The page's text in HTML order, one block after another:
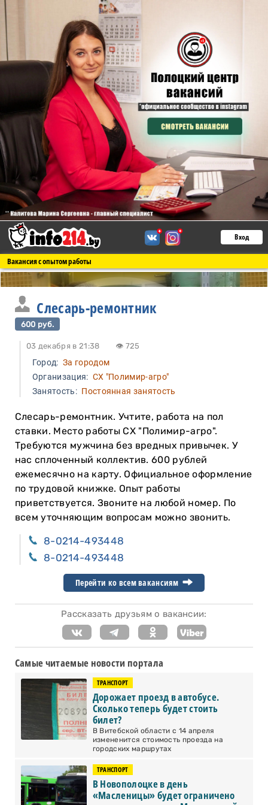
Вход
Вакансия с опытом работы
Слесарь-ремонтник
600 руб.
03 декабря в 21:38 👁 725
Город: За городом
Организация: CХ "Полимир-агро"
Занятость:Постоянная занятость
Слесарь-ремонтник. Учтите, работа на пол
ставки. Место работы CХ "Полимир-агро".
Требуются мужчина без вредных привычек. У
нас сплоченный коллектив. 600 рублей
ежемесячно на карту. Официальное оформление
по трудовой книжке. Опыт работы
приветствуется. Звоните на любой номер. По
всем уточняющим вопросам можно звонить.
8-0214-493448
8-0214-493448
Перейти ко всем вакансиям
Рассказать друзьям о вакансии:
Самые читаемые новости портала
ТРАНСПОРТ
Дорожает проезд в автобусе.
Сколько теперь будет стоить
билет?
В Витебской области с 14 апреля
измененится стоимость проезда на
городских маршрутах
ТРАНСПОРТ
В Новополоцке в день
«Масленицы» будет ограничено